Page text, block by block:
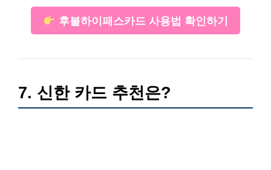
후불하이패스카드 사용법 확인하기
7. 신한 카드 추천은?